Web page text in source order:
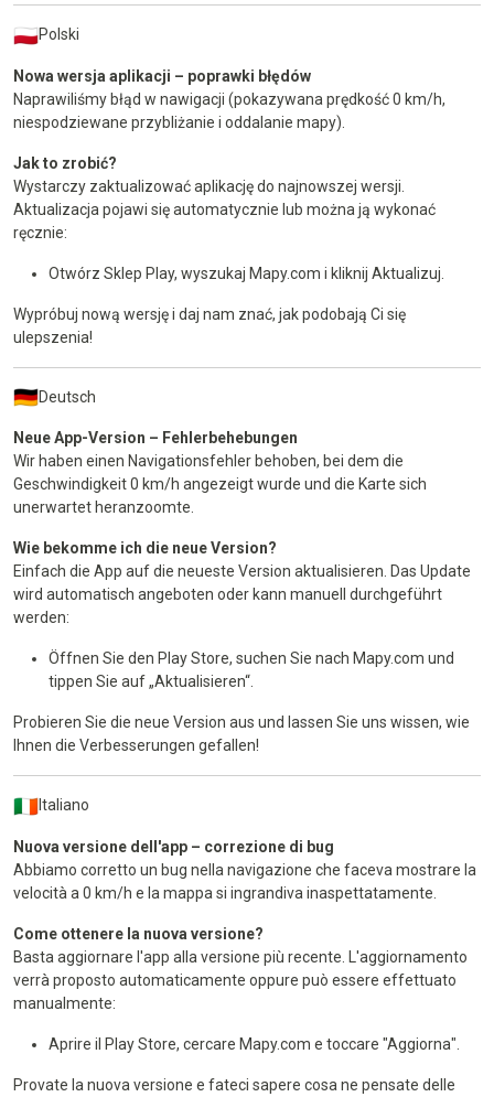
Polski
Nowa wersja aplikacji – poprawki błędów
Naprawiliśmy błąd w nawigacji (pokazywana prędkość 0 km/h,
niespodziewane przybliżanie i oddalanie mapy).
Jak to zrobić?
Wystarczy zaktualizować aplikację do najnowszej wersji.
Aktualizacja pojawi się automatycznie lub można ją wykonać
ręcznie:
Otwórz Sklep Play, wyszukaj Mapy.com i kliknij Aktualizuj.
Wypróbuj nową wersję i daj nam znać, jak podobają Ci się
ulepszenia!
Deutsch
Neue App-Version – Fehlerbehebungen
Wir haben einen Navigationsfehler behoben, bei dem die
Geschwindigkeit 0 km/h angezeigt wurde und die Karte sich
unerwartet heranzoomte.
Wie bekomme ich die neue Version?
Einfach die App auf die neueste Version aktualisieren. Das Update
wird automatisch angeboten oder kann manuell durchgeführt
werden:
Öffnen Sie den Play Store, suchen Sie nach Mapy.com und
tippen Sie auf „Aktualisieren“.
Probieren Sie die neue Version aus und lassen Sie uns wissen, wie
Ihnen die Verbesserungen gefallen!
Italiano
Nuova versione dell'app – correzione di bug
Abbiamo corretto un bug nella navigazione che faceva mostrare la
velocità a 0 km/h e la mappa si ingrandiva inaspettatamente.
Come ottenere la nuova versione?
Basta aggiornare l'app alla versione più recente. L'aggiornamento
verrà proposto automaticamente oppure può essere effettuato
manualmente:
Aprire il Play Store, cercare Mapy.com e toccare "Aggiorna".
Provate la nuova versione e fateci sapere cosa ne pensate delle